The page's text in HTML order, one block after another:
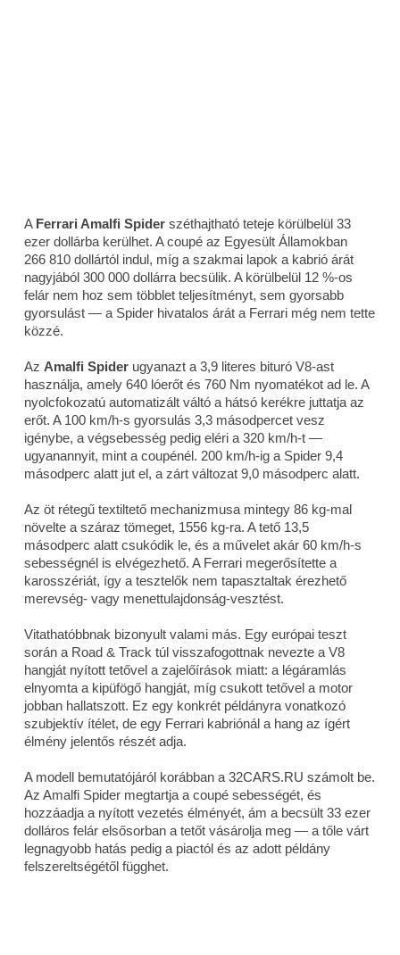
A Ferrari Amalfi Spider széthajtható teteje körülbelül 33
ezer dollárba kerülhet. A coupé az Egyesült Államokban
266 810 dollártól indul, míg a szakmai lapok a kabrió árát
nagyjából 300 000 dollárra becsülik. A körülbelül 12 %-os
felár nem hoz sem többlet teljesítményt, sem gyorsabb
gyorsulást — a Spider hivatalos árát a Ferrari még nem tette
közzé.
Az Amalfi Spider ugyanazt a 3,9 literes bituró V8-ast
használja, amely 640 lóerőt és 760 Nm nyomatékot ad le. A
nyolcfokozatú automatizált váltó a hátsó kerékre juttatja az
erőt. A 100 km/h-s gyorsulás 3,3 másodpercet vesz
igénybe, a végsebesség pedig eléri a 320 km/h-t —
ugyanannyit, mint a coupénél. 200 km/h-ig a Spider 9,4
másodperc alatt jut el, a zárt változat 9,0 másodperc alatt.
Az öt rétegű textiltető mechanizmusa mintegy 86 kg-mal
növelte a száraz tömeget, 1556 kg-ra. A tető 13,5
másodperc alatt csukódik le, és a művelet akár 60 km/h-s
sebességnél is elvégezhető. A Ferrari megerősítette a
karosszériát, így a tesztelők nem tapasztaltak érezhető
merevség- vagy menettulajdonság-vesztést.
Vitathatóbbnak bizonyult valami más. Egy európai teszt
során a Road & Track túl visszafogottnak nevezte a V8
hangját nyított tetővel a zajelőírások miatt: a légáramlás
elnyomta a kipüfögő hangját, míg csukott tetővel a motor
jobban hallatszott. Ez egy konkrét példányra vonatkozó
szubjektív ítélet, de egy Ferrari kabriónál a hang az ígért
élmény jelentős részét adja.
A modell bemutatójáról korábban a 32CARS.RU számolt be.
Az Amalfi Spider megtartja a coupé sebességét, és
hozzáadja a nyított vezetés élményét, ám a becsült 33 ezer
dolláros felár elsősorban a tetőt vásárolja meg — a tőle várt
legnagyobb hatás pedig a piactól és az adott példány
felszereltségétől függhet.